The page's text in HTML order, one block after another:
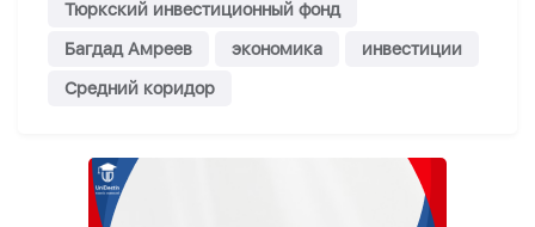
Тюркский инвестиционный фонд
Багдад Амреев
экономика
инвестиции
Средний коридор